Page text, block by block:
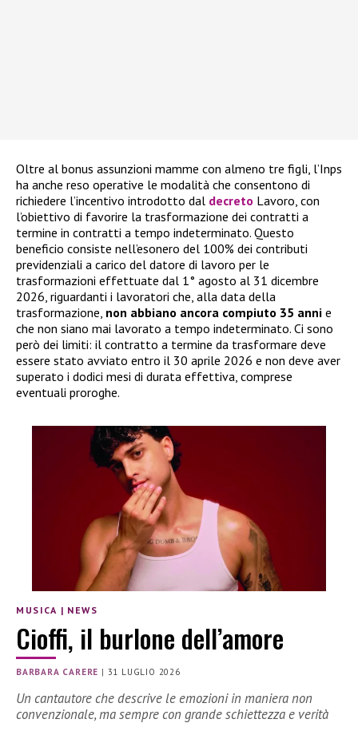
Oltre al bonus assunzioni mamme con almeno tre figli, l’Inps
ha anche reso operative le modalità che consentono di
richiedere l’incentivo introdotto dal decreto Lavoro, con
l’obiettivo di favorire la trasformazione dei contratti a
termine in contratti a tempo indeterminato. Questo
beneficio consiste nell’esonero del 100% dei contributi
previdenziali a carico del datore di lavoro per le
trasformazioni effettuate dal 1° agosto al 31 dicembre
2026, riguardanti i lavoratori che, alla data della
trasformazione, non abbiano ancora compiuto 35 anni e
che non siano mai lavorato a tempo indeterminato. Ci sono
però dei limiti: il contratto a termine da trasformare deve
essere stato avviato entro il 30 aprile 2026 e non deve aver
superato i dodici mesi di durata effettiva, comprese
eventuali proroghe.
MUSICA | NEWS
Cioffi, il burlone dell’amore
BARBARA CARERE | 31 LUGLIO 2026
Un cantautore che descrive le emozioni in maniera non
convenzionale, ma sempre con grande schiettezza e verità